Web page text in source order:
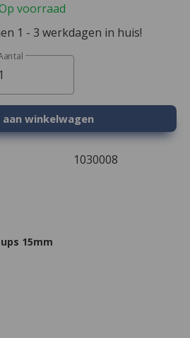
voorraad
1 - 3 werkdagen in huis!
1
aan winkelwagen
1030008
15mm